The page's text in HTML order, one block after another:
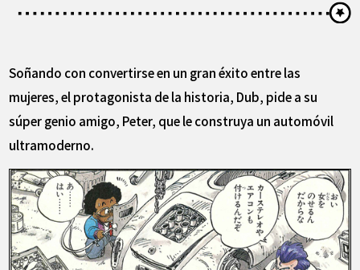
Soñando con convertirse en un gran éxito entre las
mujeres, el protagonista de la historia, Dub, pide a su
súper genio amigo, Peter, que le construya un automóvil
ultramoderno.